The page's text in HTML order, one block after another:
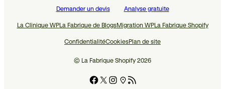
Demander un devis Analyse gratuite
La Clinique WPLa Fabrique de BlogsMigration WPLa Fabrique Shopify
ConfidentialitéCookiesPlan de site
© La Fabrique Shopify 2026